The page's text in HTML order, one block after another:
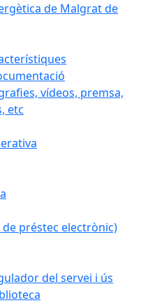
de Malgrat de
vídeos, premsa,
etc
de préstec electrònic)
del servei i ús